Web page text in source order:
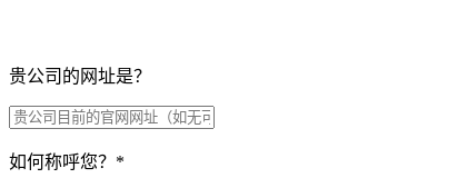
贵公司的网址是？
如何称呼您？ *